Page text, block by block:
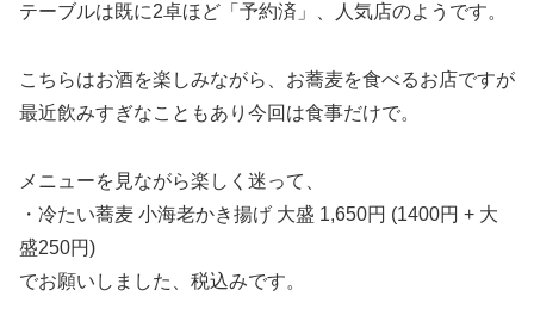
テーブルは既に2卓ほど「予約済」、人気店のようです。
こちらはお酒を楽しみながら、お蕎麦を食べるお店ですが
最近飲みすぎなこともあり今回は食事だけで。
メニューを見ながら楽しく迷って、
・冷たい蕎麦 小海老かき揚げ 大盛 1,650円 (1400円 + 大
盛250円)
でお願いしました、税込みです。